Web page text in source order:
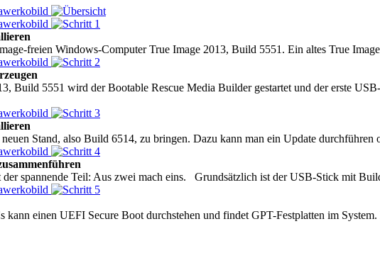
freien Windows-Computer True Image 2013, Build 5551. Ein altes True
Build 5551 wird der Bootable Rescue Media Builder gestartet und der erste
Stand, also Build 6514, zu bringen. Dazu kann man ein Update
spannende Teil: Aus zwei mach eins. Grundsätzlich ist der USB-Stick mit
einen UEFI Secure Boot durchstehen und findet GPT-Festplatten im